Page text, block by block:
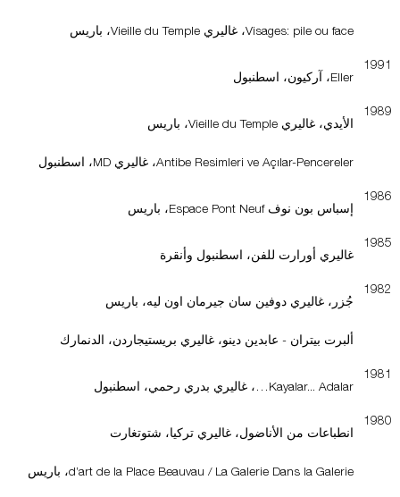
Visages: pile ou face، غاليري Vieille du Temple، باريس
1991
Eller، آركيون، اسطنبول
1989
الأيدي، غاليري Vieille du Temple، باريس
Antibe Resimleri ve Açılar-Pencereler، غاليري MD، اسطنبول
1986
إسباس بون نوف Espace Pont Neuf، باريس
1985
غاليري أورارت للفن، اسطنبول وأنقرة
1982
جُزر، غاليري دوفين سان جيرمان اون ليه، باريس
ألبرت بيتران - عابدين دينو، غاليري بريستيجاردن، الدنمارك
1981
Kayalar... Adalar…، غاليري بدري رحمي، اسطنبول
1980
انطباعات من الأناضول، غاليري تركيا، شتوتغارت
d’art de la Place Beauvau / La Galerie Dans la Galerie، باريس